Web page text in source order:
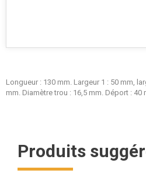
Longueur : 130 mm. Largeur 1 : 50 mm,
mm. Diamètre trou : 16,5 mm. Déport : 40
Produits